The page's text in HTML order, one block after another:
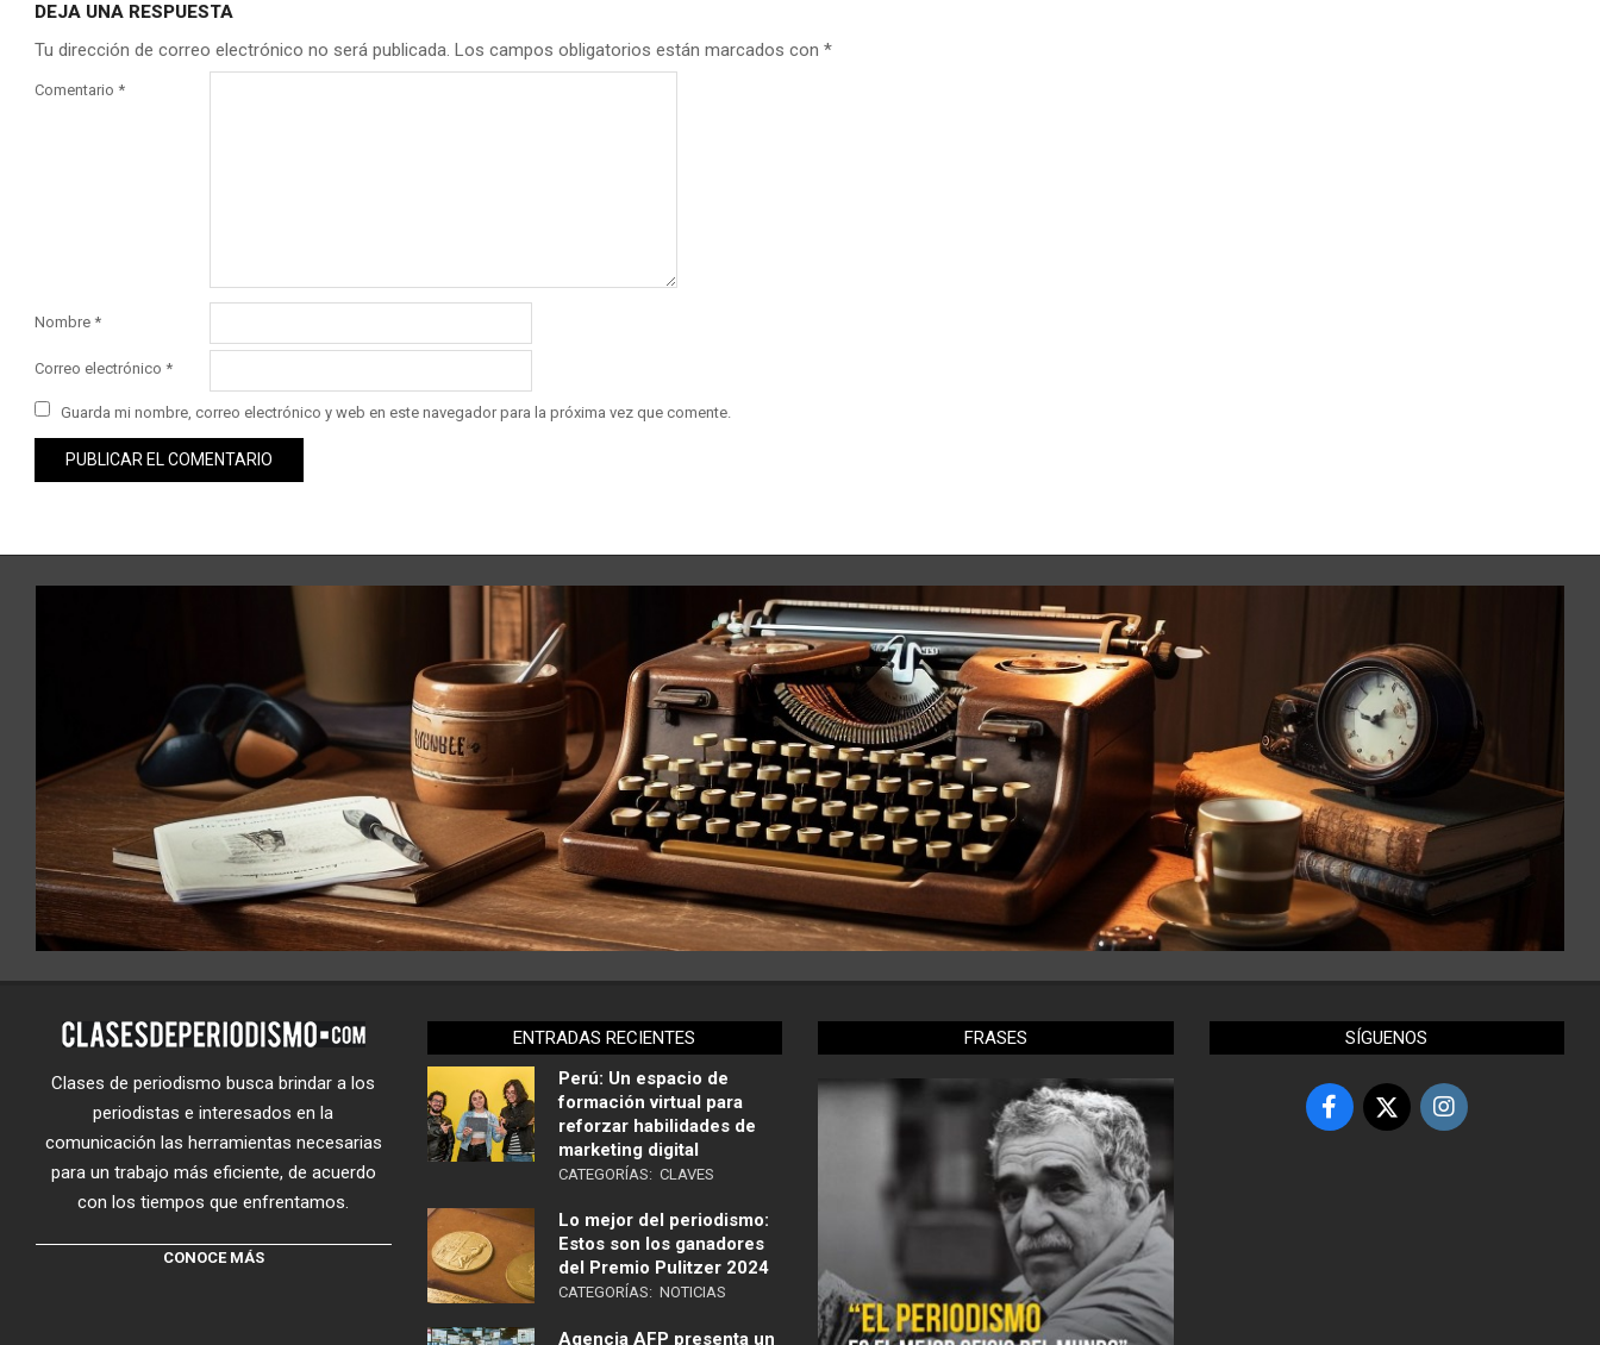
DEJA UNA RESPUESTA
Tu dirección de correo electrónico no será publicada. Los campos obligatorios están marcados con *
Comentario *
Nombre *
Correo electrónico *
Guarda mi nombre, correo electrónico y web en este navegador para la próxima vez que comente.
Clases de periodismo busca brindar a los
periodistas e interesados en la
comunicación las herramientas necesarias
para un trabajo más eficiente, de acuerdo
con los tiempos que enfrentamos.
CONOCE MÁS
ENTRADAS RECIENTES
Perú: Un espacio de
formación virtual para
reforzar habilidades de
marketing digital
CATEGORÍAS: CLAVES
Lo mejor del periodismo:
Estos son los ganadores
del Premio Pulitzer 2024
CATEGORÍAS: NOTICIAS
Agencia AFP presenta un
FRASES SÍGUENOS